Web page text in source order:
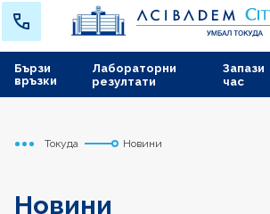
Лабораторни
резултати
Запази
час
Бързи
връзки
Начало
Токуда Новини
Новини